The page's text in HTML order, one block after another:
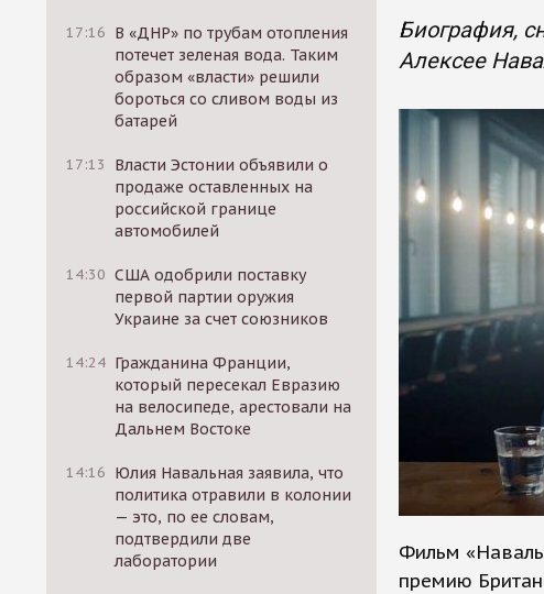
17:16 В «ДНР» по трубам отопления
потечет зеленая вода. Таким
образом «власти» решили
бороться со сливом воды из
батарей
17:13
Власти Эстонии объявили о
продаже оставленных на
российской границе
автомобилей
14:30 США одобрили поставку
первой партии оружия
Украине за счет союзников
14:24 Гражданина Франции,
который пересекал Евразию
на велосипеде, арестовали на
Дальнем Востоке
14:16 Юлия Навальная заявила, что
политика отравили в колонии
— это, по ее словам,
подтвердили две
лаборатории
Биография,
Алексее
Фильм
премию